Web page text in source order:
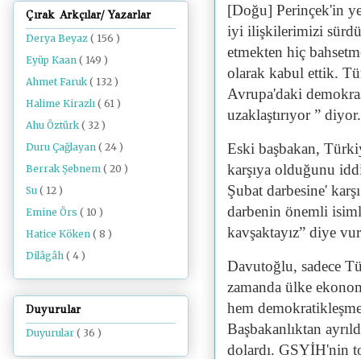
[Doğu] Perinçek'in
iyi ilişkilerimizi
etmekten hiç
olarak kabul ettik.
Avrupa'daki
uzaklaştırıyor ” diyor.
Eski başbakan,
karşıya olduğunu
Şubat darbesine'
darbenin önemli
kavşaktayız” diye
Davutoğlu, sadece
zamanda ülke
hem
Başbakanlıktan
dolardı. GSYİH'nin
Çırak Arkçılar/ Yazarlar
Derya Beyaz ( 156 )
Eyüp Kaan ( 149 )
Ahmet Faruk ( 132 )
Halime Kirazlı ( 61 )
Ahu Öztürk ( 32 )
Duru Çağlayan ( 24 )
Berrak Şebnem ( 20 )
Su ( 12 )
Emine Örs ( 10 )
Hatice Köken ( 8 )
Dilâgâh ( 4 )
Duyurular
Duyurular ( 36 )